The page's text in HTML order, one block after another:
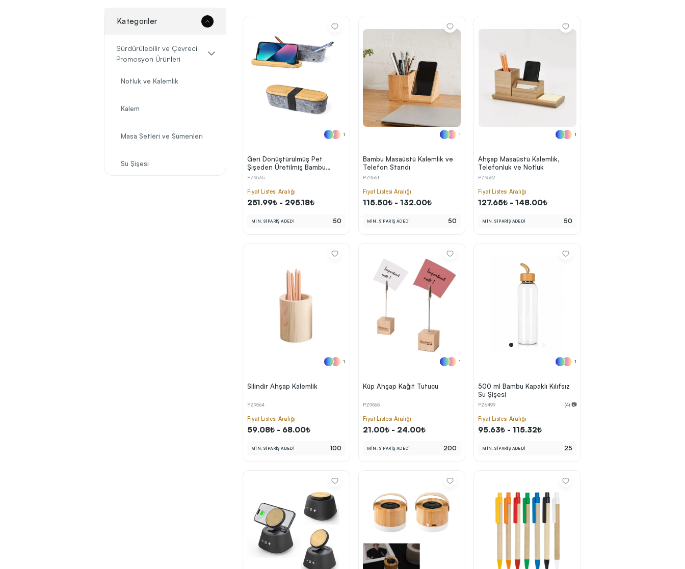
Sonraki Adıma İlerle
Kategoriler
Sürdürülebilir ve Çevreci
Promosyon Ürünleri
Notluk ve Kalemlik
Kalem
Masa Setleri ve Sümenleri
Su Şişesi
1
Geri Dönüştürülmüş Pet
Şişeden Üretilmiş Bambu
Kapaklı Kalemlik ve Telefon
PZ9535
Fiyat Listesi Aralığı
251.99₺ - 295.18₺
MİN. SİPARİŞ ADEDİ 50
1
Bambu Masaüstü Kalemlik ve
Telefon Standı
PZ9561
Fiyat Listesi Aralığı
115.50₺ - 132.00₺
MİN. SİPARİŞ ADEDİ 50
1
Ahşap Masaüstü Kalemlik,
Telefonluk ve Notluk
PZ9562
Fiyat Listesi Aralığı
127.65₺ - 148.00₺
MİN. SİPARİŞ ADEDİ 50
1
Silindir Ahşap Kalemlik
PZ9564
Fiyat Listesi Aralığı
59.08₺ - 68.00₺
MİN. SİPARİŞ ADEDİ 100
1
Küp Ahşap Kağıt Tutucu
PZ9565
Fiyat Listesi Aralığı
21.00₺ - 24.00₺
MİN. SİPARİŞ ADEDİ 200
1
500 ml Bambu Kapaklı Kılıfsız
Su Şişesi
PZ6499 (4) 📷
Fiyat Listesi Aralığı
95.63₺ - 115.32₺
MİN. SİPARİŞ ADEDİ 25